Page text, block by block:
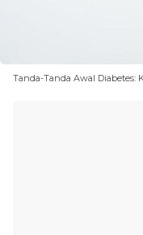
Tanda-Tanda Awal Diabetes: